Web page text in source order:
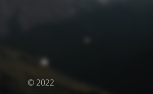
© 2022